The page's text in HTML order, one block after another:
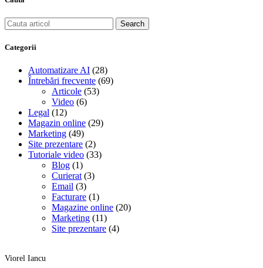
Search
Categorii
Automatizare AI (28)
Întrebări frecvente (69)
Articole (53)
Video (6)
Legal (12)
Magazin online (29)
Marketing (49)
Site prezentare (2)
Tutoriale video (33)
Blog (1)
Curierat (3)
Email (3)
Facturare (1)
Magazine online (20)
Marketing (11)
Site prezentare (4)
Viorel Iancu